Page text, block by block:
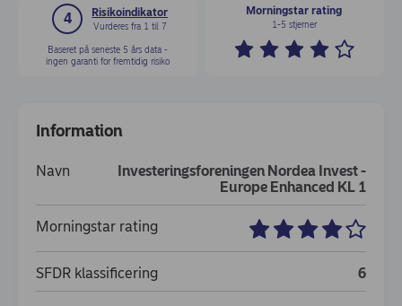
Risikoindikator
Vurderes fra 1 til 7
4
Baseret på seneste 5 års data -
ingen garanti for fremtidig risiko
Morningstar rating
1-5 stjerner
Information
Navn
Investeringsforeningen Nordea Invest -
Europe Enhanced KL 1
Morningstar rating
SFDR klassificering 6